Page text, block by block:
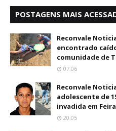
POSTAGENS MAIS
Reconvale
encontrado
comunidade de
07:06
Reconvale
adolescente de
invadida em
20:05